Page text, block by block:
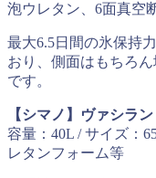
泡ウレタン、6面真空
最大6.5日間の氷保持
おり、側面はもちろ
です。
【シマノ】ヴァシラ
容量：40L / サイズ：
レタンフォーム等